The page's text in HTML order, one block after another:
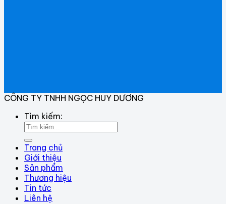
CÔNG TY TNHH NGỌC HUY DƯƠNG
Tìm kiếm:
Trang chủ
Giới thiệu
Sản phẩm
Thương hiệu
Tin tức
Liên hệ